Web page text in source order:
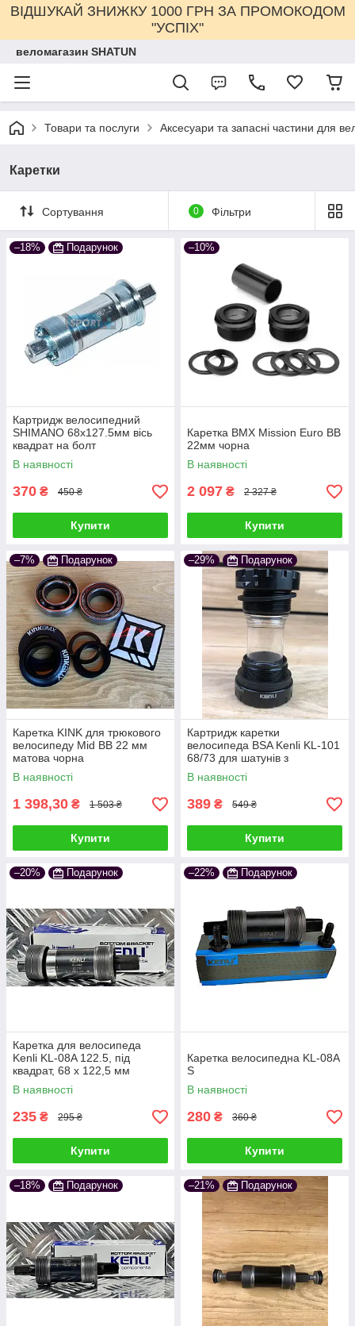
ВІДШУКАЙ ЗНИЖКУ 1000 ГРН ЗА ПРОМОКОДОМ
"УСПІХ"
веломагазин SHATUN
Товари та послуги Аксесуари та запасні частини для
Каретки
Сортування 0 Фільтри
–18% Подарунок
Картридж велосипедний
SНIMANO 68х127.5мм вісь
квадрат на болт
В наявності
370 ₴ 450 ₴
Купити
–10%
Каретка BMX Mission Euro BB
22мм чорна
В наявності
2 097 ₴ 2 327 ₴
Купити
–7% Подарунок
Каретка KINK для трюкового
велосипеду Mid BB 22 мм
матова чорна
В наявності
1 398,30 ₴ 1 503 ₴
Купити
–29% Подарунок
Картридж каретки
велосипеда BSA Kenli KL-101
68/73 для шатунів з
інтегрованою віссю 24мм
В наявності
389 ₴ 549 ₴
Купити
–20% Подарунок
Каретка для велосипеда
Kenli KL-08A 122.5, під
квадрат, 68 x 122,5 мм
В наявності
235 ₴ 295 ₴
Купити
–22% Подарунок
Каретка велосипедна KL-08A
S
В наявності
280 ₴ 360 ₴
Купити
–18% Подарунок –21% Подарунок